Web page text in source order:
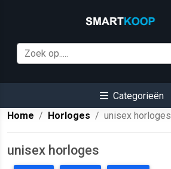
Categorieën
Home
Horloges unisex horloges
unisex horloges